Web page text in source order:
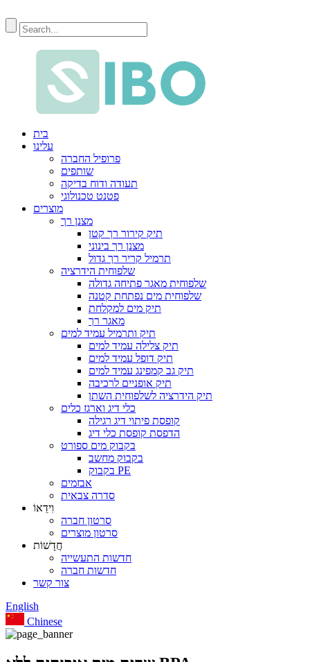
בית
עלינו
פרופיל החברה
שותפים
תעודה ודוח בדיקה
פטנט טכנולוגי
מוצרים
מצנן רך
תיק קירור רך קטן
מצנן רך בינוני
תרמיל קריר רך גדול
שלפוחית ​​​​הידרציה
שלפוחית ​​מאגר פתיחה גדולה
שלפוחית ​​מים נפתחת קטנה
תיק מים למקלחת
מאגר רך
תיק ותרמיל עמיד למים
תיק צלילה עמיד למים
תיק דופל עמיד למים
תיק גב קמפינג עמיד למים
תיק אופניים לרכיבה
תיק הידרציה לשלפוחית ​​השתן
כלי דיג וארגז כלים
קופסת פיתוי דיג רגילה
הדפסת קופסת כלי דיג
בקבוק מים ספורט
בקבוק מחשב
בקבוק PE
אבזמים
סדרה צבאית
וִידֵאוֹ
סרטון חברה
סרטון מוצרים
חֲדָשׁוֹת
חדשות התעשייה
חדשות חברה
צור קשר
English
Chinese